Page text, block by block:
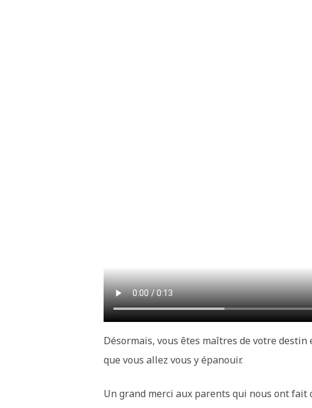
Désormais, vous êtes maîtres de votre
que vous allez vous y épanouir.
Un grand merci aux parents qui nous ont fait